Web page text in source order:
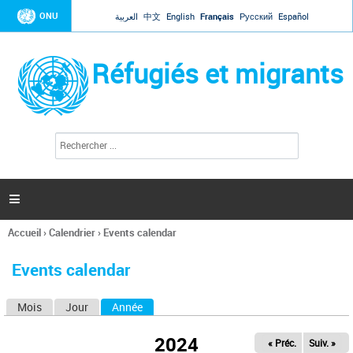
Jump to navigation
ONU العربية 中文 English Français Русский Español
Réfugiés et migrants
l
c
h
e

Vous
ici
Accueil›Calendrier› Events calendar
Events calendar
Mois Jour Année
2024 « Préc. Suiv. »